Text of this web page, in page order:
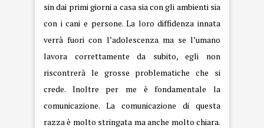
sin dai primi giorni a casa sia con gli ambienti sia
con i cani e persone. La loro diffidenza innata
verrà fuori con l’adolescenza ma se l’umano
lavora correttamente da subito, egli non
riscontrerà le grosse problematiche che si
crede. Inoltre per me è fondamentale la
comunicazione. La comunicazione di questa
razza è molto stringata ma anche molto chiara.